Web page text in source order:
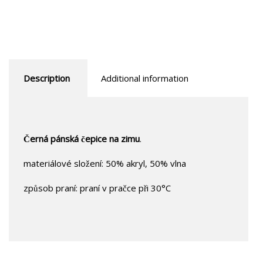
Description Additional information
Černá pánská čepice na zimu.
materiálové složení: 50% akryl, 50% vlna
způsob praní: praní v pračce při 30°C